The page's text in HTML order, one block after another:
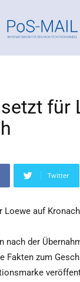
für
Twitter
Loewe auf Kronach
nach der
Fakten zum